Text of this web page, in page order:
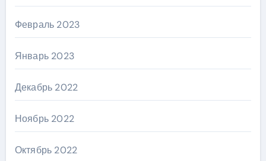
Февраль 2023
Январь 2023
Декабрь 2022
Ноябрь 2022
Октябрь 2022